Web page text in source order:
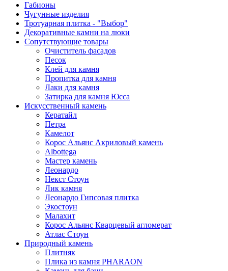
Габионы
Чугунные изделия
Тротуарная плитка - "Выбор"
Декоративные камни на люки
Сопутствующие товары
Очиститель фасадов
Песок
Клей для камня
Пропитка для камня
Лаки для камня
Затирка для камня Юсса
Искусственный камень
Кератайл
Петра
Камелот
Корос Альянс Акриловый камень
Albottega
Мастер камень
Леонардо
Некст Стоун
Лик камня
Леонардо Гипсовая плитка
Экостоун
Малахит
Корос Альянс Кварцевый агломерат
Атлас Стоун
Природный камень
Плитняк
Плика из камня PHARAON